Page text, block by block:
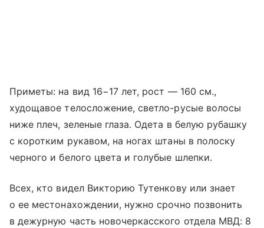
Приметы: на вид 16−17 лет, рост — 160 см.,
худощавое телосложение, светло-русые волосы
ниже плеч, зеленые глаза. Одета в белую рубашку
с коротким рукавом, на ногах штаны в полоску
черного и белого цвета и голубые шлепки.
Всех, кто видел Викторию Тутенкову или знает
о ее местонахождении, нужно срочно позвонить
в дежурную часть новочеркасского отдела МВД: 8